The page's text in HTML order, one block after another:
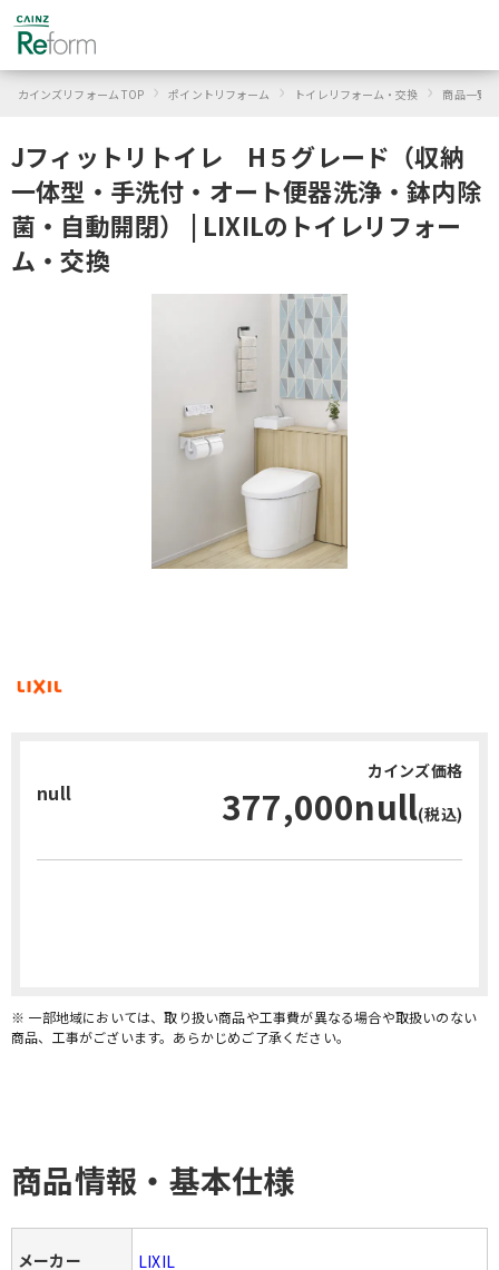
カインズリフォーム TOP › ポイントリフォーム › トイレリフォーム・交換 › 商品一覧
Jフィットリトイレ H５グレード（収納
一体型・手洗付・オート便器洗浄・鉢内除
菌・自動開閉） | LIXILのトイレリフォー
ム・交換
null
カインズ価格
377,000null(税込)
※ 一部地域においては、取り扱い商品や工事費が異なる場合や取扱いのない
商品、工事がございます。あらかじめご了承ください。
商品情報・基本仕様
メーカー LIXIL